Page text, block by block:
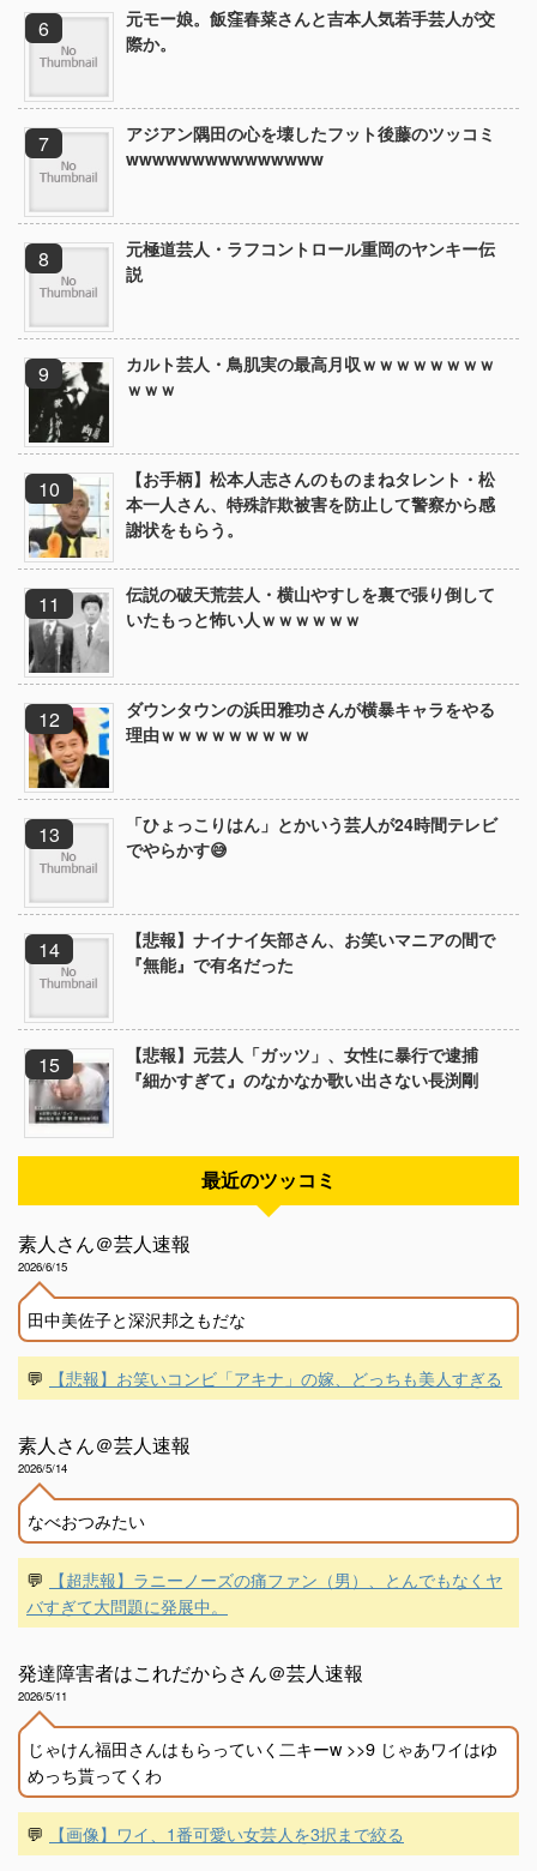
元モー娘。飯窪春菜さんと吉本人気若手芸人が交
際か。
アジアン隅田の心を壊したフット後藤のツッコミ
wwwwwwwwwwwwwww
元極道芸人・ラフコントロール重岡のヤンキー伝
説
カルト芸人・鳥肌実の最高月収ｗｗｗｗｗｗｗｗ
ｗｗｗ
【お手柄】松本人志さんのものまねタレント・松
本一人さん、特殊詐欺被害を防止して警察から感
謝状をもらう。
伝説の破天荒芸人・横山やすしを裏で張り倒して
いたもっと怖い人ｗｗｗｗｗｗ
ダウンタウンの浜田雅功さんが横暴キャラをやる
理由ｗｗｗｗｗｗｗｗｗ
「ひょっこりはん」とかいう芸人が24時間テレビ
でやらかす😅
【悲報】ナイナイ矢部さん、お笑いマニアの間で
『無能』で有名だった
【悲報】元芸人「ガッツ」、女性に暴行で逮捕
『細かすぎて』のなかなか歌い出さない長渕剛
最近のツッコミ
素人さん＠芸人速報
2026/6/15
田中美佐子と深沢邦之もだな
💬 【悲報】お笑いコンビ「アキナ」の嫁、どっちも美人すぎる
素人さん＠芸人速報
2026/5/14
なべおつみたい
💬
【超悲報】ラニーノーズの痛ファン（男）、とんでもなくヤ
バすぎて大問題に発展中。
発達障害者はこれだからさん＠芸人速報
2026/5/11
じゃけん福田さんはもらっていく二キーw >>9 じゃあワイはゆ
めっち貰ってくわ
💬 【画像】ワイ、1番可愛い女芸人を3択まで絞る